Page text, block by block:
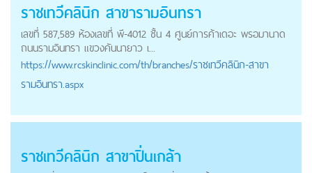
ราชเทวีคลินิก สาขารามอินทรา
เลขที่ 587,589 ห้องเลขที่ พี-4012 ชั้น 4 ศูนย์การค้าเดอะ พรอมานาด
ถนนรามอินทรา แขวงคันนายาว เ...
https://www.rcskinclinic.com/th/branches/ราชเทวีคลินิก-สาขา
รามอินทรา.aspx
ราชเทวีคลินิก สาขาปิ่นเกล้า